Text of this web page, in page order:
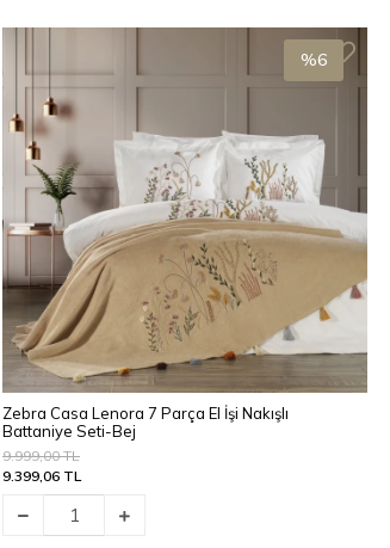
Zebra Casa Lenora 7 Parça El İşi Nakışlı
Battaniye Seti-Bej
9.999,00 TL
9.399,06 TL
%6